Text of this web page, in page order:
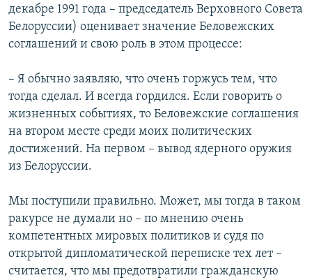
декабре 1991 года – председатель Верховного Совета
Белоруссии) оценивает значение Беловежских
соглашений и свою роль в этом процессе:
– Я обычно заявляю, что очень горжусь тем, что
тогда сделал. И всегда гордился. Если говорить о
жизненных событиях, то Беловежские соглашения
на втором месте среди моих политических
достижений. На первом – вывод ядерного оружия
из Белоруссии.
Мы поступили правильно. Может, мы тогда в таком
ракурсе не думали но – по мнению очень
компетентных мировых политиков и судя по
открытой дипломатической переписке тех лет –
считается, что мы предотвратили гражданскую